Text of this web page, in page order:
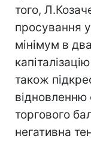
того,
просування
мінімум в
також
відновленню
торгового
негативна